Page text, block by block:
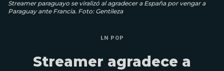
Streamer paraguayo se viralizó al agradecer a España por vengar a
Paraguay ante Francia. Foto: Gentileza
LN POP
Streamer agradece a